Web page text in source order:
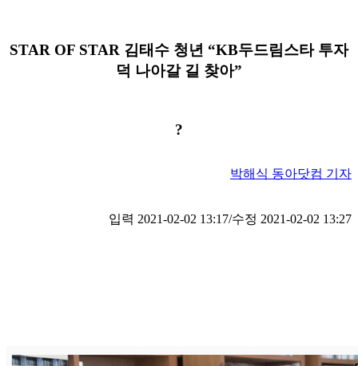
STAR OF STAR 김태수 청년 “KB두드림스타 투자
덕 나아갈 길 찾아”
?
박해식 동아닷컴 기자
입력 2021-02-02 13:17/수정 2021-02-02 13:27